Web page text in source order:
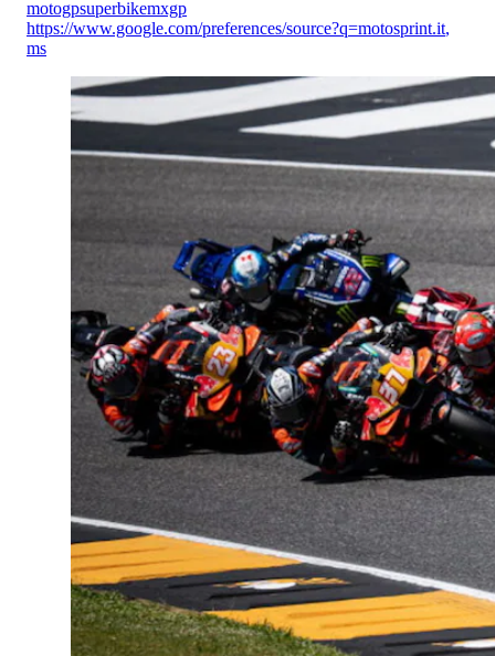
motogpsuperbikemxgp
https://www.google.com/preferences/source?q=motosprint.it,
ms